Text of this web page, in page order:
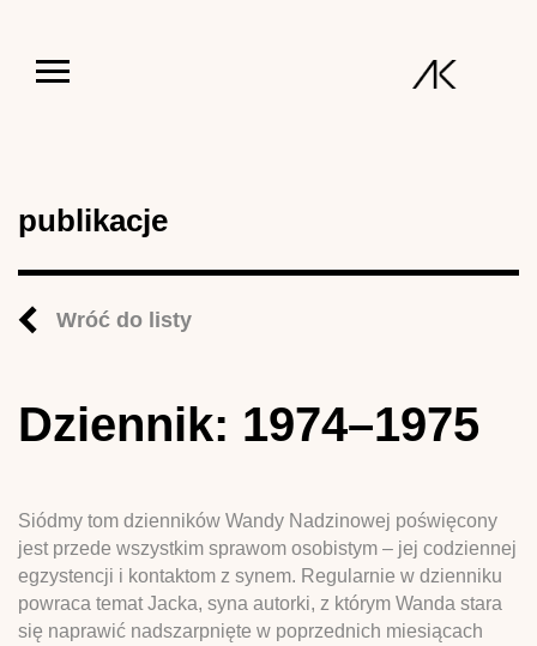
publikacje
Wróć do listy
Dziennik: 1974–1975
Siódmy tom dzienników Wandy Nadzinowej poświęcony
jest przede wszystkim sprawom osobistym – jej codziennej
egzystencji i kontaktom z synem. Regularnie w dzienniku
powraca temat Jacka, syna autorki, z którym Wanda stara
się naprawić nadszarpnięte w poprzednich miesiącach